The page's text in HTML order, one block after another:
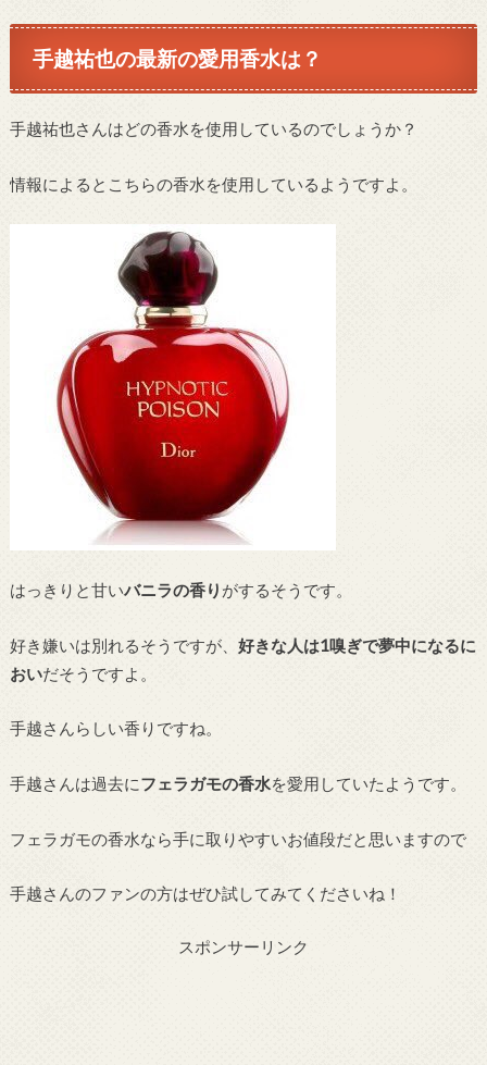
手越祐也の最新の愛用香水は？
手越祐也さんはどの香水を使用しているのでしょうか？
情報によるとこちらの香水を使用しているようですよ。
はっきりと甘いバニラの香り がするそうです。
好き嫌いは別れるそうですが、 好きな人は1嗅ぎで夢中になるに
おいだそうですよ。
手越さんらしい香りですね。
手越さんは過去にフェラガモの香水を愛用していたようです。
フェラガモの香水なら手に取りやすいお値段だと思いますので
手越さんのファンの方はぜひ試してみてくださいね！
スポンサーリンク